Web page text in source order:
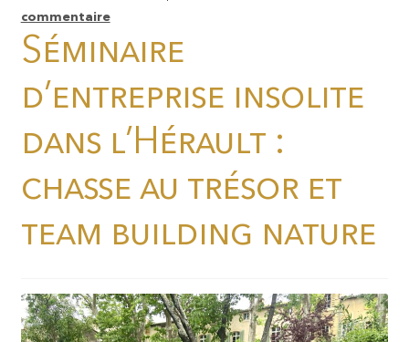
commentaire
Séminaire
d’entreprise insolite
dans l’Hérault :
chasse au trésor et
team building nature